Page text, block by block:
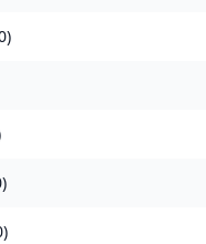
)
)
)